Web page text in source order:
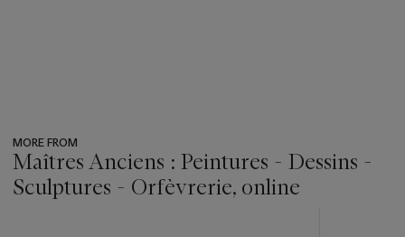
MORE FROM
Maîtres Anciens : Peintures - Dessins -
Sculptures - Orfèvrerie, online